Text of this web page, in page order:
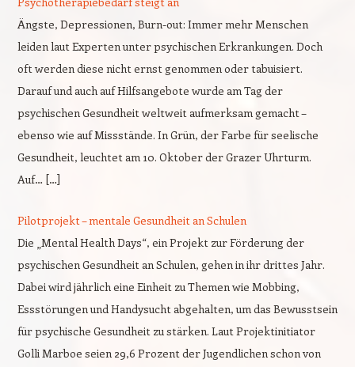
Ängste, Depressionen, Burn-out: Immer mehr Menschen
leiden laut Experten unter psychischen Erkrankungen. Doch
oft werden diese nicht ernst genommen oder tabuisiert.
Darauf und auch auf Hilfsangebote wurde am Tag der
psychischen Gesundheit weltweit aufmerksam gemacht –
ebenso wie auf Missstände. In Grün, der Farbe für seelische
Gesundheit, leuchtet am 10. Oktober der Grazer Uhrturm.
Auf… […]
Pilotprojekt – mentale Gesundheit an Schulen
Die „Mental Health Days“, ein Projekt zur Förderung der
psychischen Gesundheit an Schulen, gehen in ihr drittes Jahr.
Dabei wird jährlich eine Einheit zu Themen wie Mobbing,
Essstörungen und Handysucht abgehalten, um das Bewusstsein
für psychische Gesundheit zu stärken. Laut Projektinitiator
Golli Marboe seien 29,6 Prozent der Jugendlichen schon von